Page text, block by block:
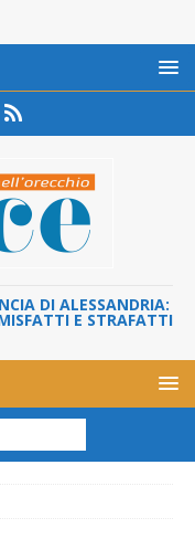
DI ALESSANDRIA:
E STRAFATTI